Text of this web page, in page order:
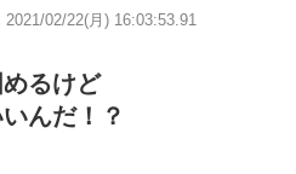
2021/02/22(月) 16:03:53.91
るけど
んだ！？